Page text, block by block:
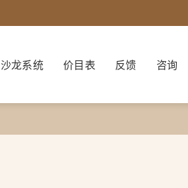
沙龙系统 价目表 反馈 咨询